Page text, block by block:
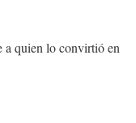
a quien lo convirtió en